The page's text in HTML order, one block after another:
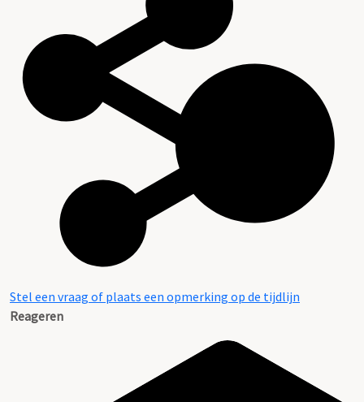
Stel een vraag of plaats een opmerking op de tijdlijn
Reageren